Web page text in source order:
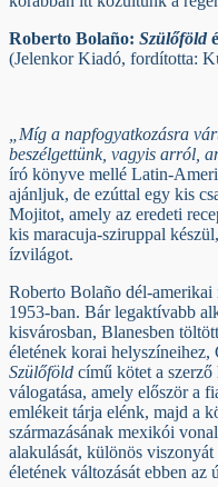
Roberto Bolaño: Szülőföld
(Jelenkor Kiadó, fordította:
„Míg a napfogyatkozásra
beszélgettünk, vagyis arról,
író könyve mellé Latin-
ajánljuk, de ezúttal egy kis
Mojitot, amely az eredeti
kis maracuja-sziruppal
ízvilágot.
Roberto Bolaño dél-amerikai
1953-ban. Bár legaktívabb
kisvárosban, Blanesben
életének korai
Szülőföld című kötet a
válogatása, amely először a
emlékeit tárja elénk, majd a
származásának mexikói
alakulását, különös
életének változását ebben az